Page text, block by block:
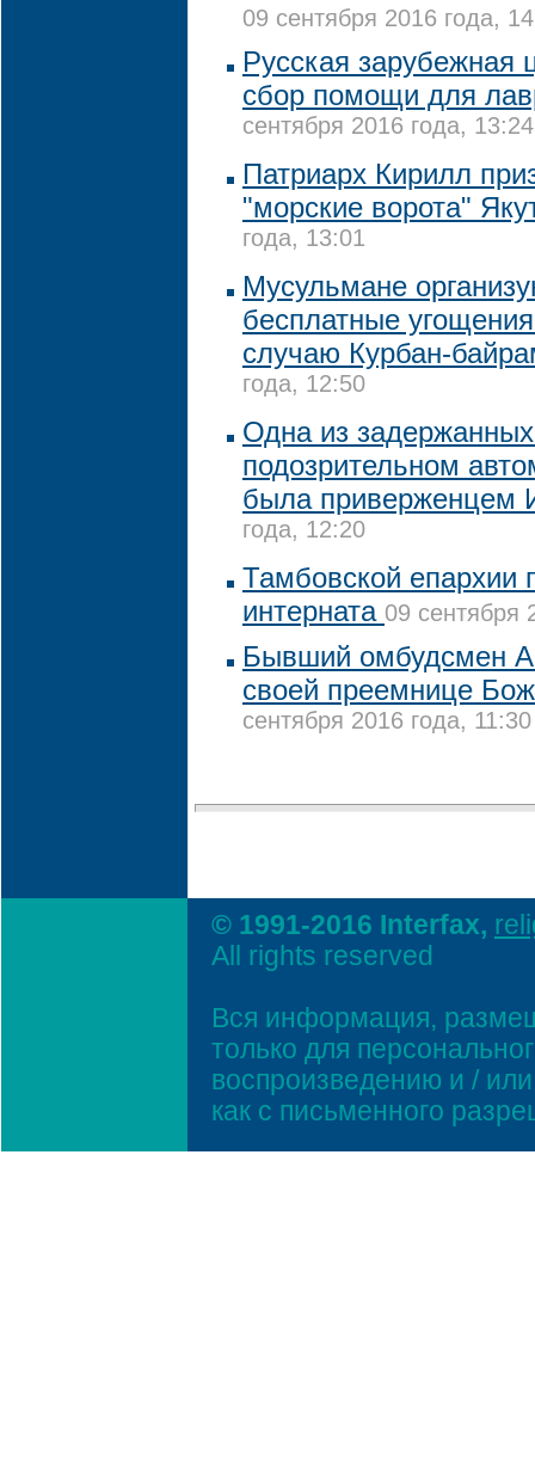
09 сентября 2016 года,
Русская зарубежная
сбор помощи для
сентября 2016 года, 13:24
Патриарх Кирилл
"морские ворота"
года, 13:01
Мусульмане
бесплатные
случаю Курбан-
года, 12:50
Одна из
подозрительном
была приверженцем
года, 12:20
Тамбовской епархии
интерната 09 сентября
Бывший омбудсмен
своей преемнице
сентября 2016 года, 11:30
© 1991-2016 Interfax,
All rights reserved
Вся информация,
только для
воспроизведению и /
как с письменного